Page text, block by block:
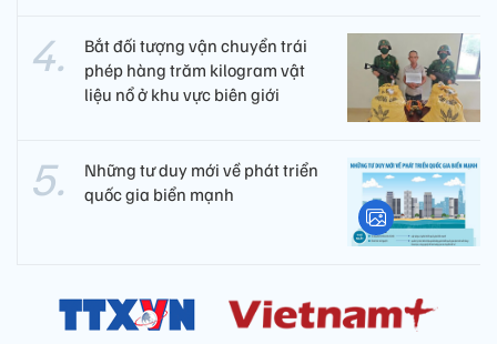
Bắt đối tượng vận chuyển trái
phép hàng trăm kilogram vật
liệu nổ ở khu vực biên giới
Những tư duy mới về phát triển
quốc gia biển mạnh